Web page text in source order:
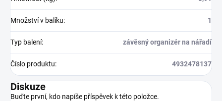
Množství v balíku: 1
Typ balení: závěsný organizér na nářadí
Číslo produktu: 4932478137
Diskuze
Buďte první, kdo napíše příspěvek k této položce.